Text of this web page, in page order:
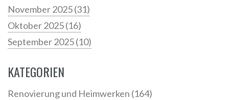
November 2025(31)
Oktober 2025(16)
September 2025(10)
KATEGORIEN
Renovierung und Heimwerken (164)